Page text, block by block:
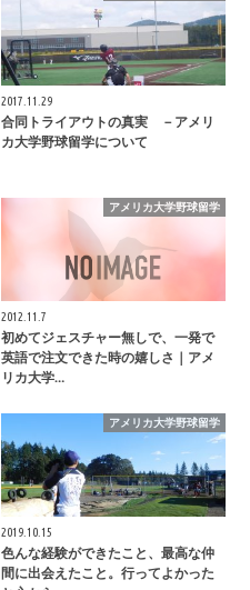
2017.11.29
合同トライアウトの真実 －アメリ
カ大学野球留学について
アメリカ大学野球留学
2012.11.7
初めてジェスチャー無しで、一発で
英語で注文できた時の嬉しさ｜アメ
リカ大学…
アメリカ大学野球留学
2019.10.15
色んな経験ができたこと、最高な仲
間に出会えたこと。行ってよかった